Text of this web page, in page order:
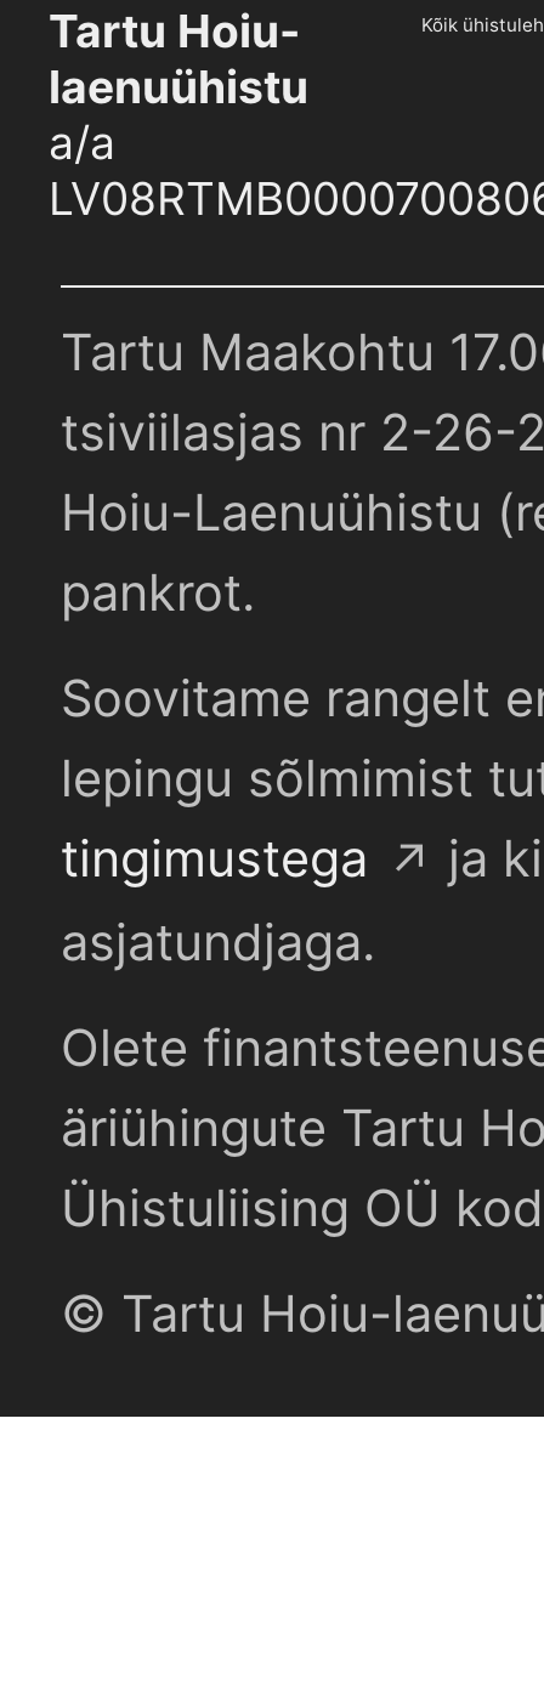
Tartu Hoiu-
laenuühistu
a/a
Kõik
Tartu Maakohtu
tsiviilasjas nr 2-26-
Hoiu-Laenuühistu
pankrot.
Soovitame rangelt
lepingu sõlmimist
tingimustega
ja
asjatundjaga.
Olete
äriühingute Tartu
Ühistuliising OÜ
© Tartu Hoiu-